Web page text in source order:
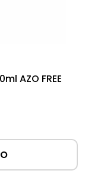
AZO FREE